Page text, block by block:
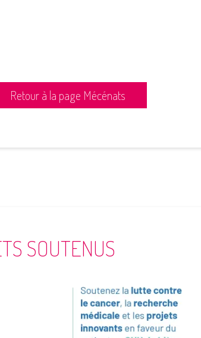
Retour à la page Mécénats
SOUTENUS